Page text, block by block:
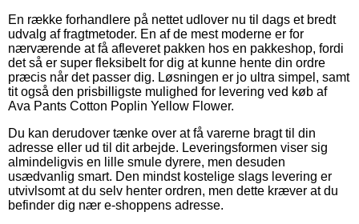
En række forhandlere på nettet udlover nu til dags et bredt
udvalg af fragtmetoder. En af de mest moderne er for
nærværende at få afleveret pakken hos en pakkeshop, fordi
det så er super fleksibelt for dig at kunne hente din ordre
præcis når det passer dig. Løsningen er jo ultra simpel, samt
tit også den prisbilligste mulighed for levering ved køb af
Ava Pants Cotton Poplin Yellow Flower.
Du kan derudover tænke over at få varerne bragt til din
adresse eller ud til dit arbejde. Leveringsformen viser sig
almindeligvis en lille smule dyrere, men desuden
usædvanlig smart. Den mindst kostelige slags levering er
utvivlsomt at du selv henter ordren, men dette kræver at du
befinder dig nær e-shoppens adresse.